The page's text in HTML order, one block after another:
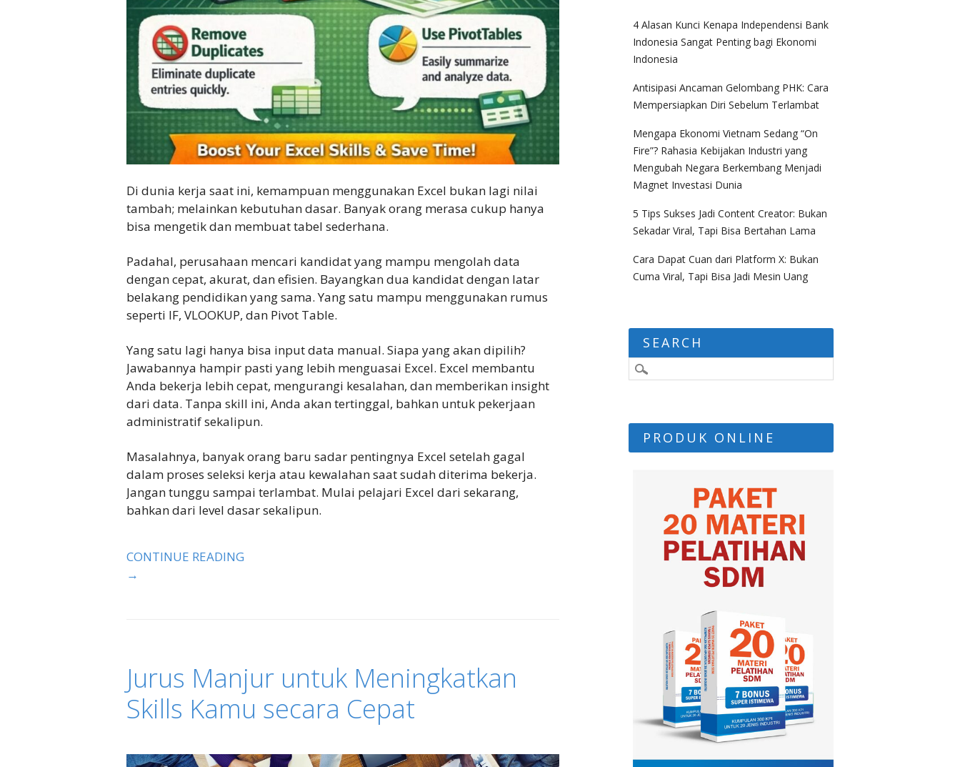
Di dunia kerja saat ini, kemampuan menggunakan Excel bukan lagi nilai
tambah; melainkan kebutuhan dasar. Banyak orang merasa cukup hanya
bisa mengetik dan membuat tabel sederhana.
Padahal, perusahaan mencari kandidat yang mampu mengolah data
dengan cepat, akurat, dan efisien. Bayangkan dua kandidat dengan latar
belakang pendidikan yang sama. Yang satu mampu menggunakan rumus
seperti IF, VLOOKUP, dan Pivot Table.
Yang satu lagi hanya bisa input data manual. Siapa yang akan dipilih?
Jawabannya hampir pasti yang lebih menguasai Excel. Excel membantu
Anda bekerja lebih cepat, mengurangi kesalahan, dan memberikan insight
dari data. Tanpa skill ini, Anda akan tertinggal, bahkan untuk pekerjaan
administratif sekalipun.
Masalahnya, banyak orang baru sadar pentingnya Excel setelah gagal
dalam proses seleksi kerja atau kewalahan saat sudah diterima bekerja.
Jangan tunggu sampai terlambat. Mulai pelajari Excel dari sekarang,
bahkan dari level dasar sekalipun.
CONTINUE READING
→
Jurus Manjur untuk Meningkatkan
Skills Kamu secara Cepat
4 Alasan Kunci Kenapa Independensi Bank
Indonesia Sangat Penting bagi Ekonomi
Indonesia
Antisipasi Ancaman Gelombang PHK: Cara
Mempersiapkan Diri Sebelum Terlambat
Mengapa Ekonomi Vietnam Sedang “On
Fire”? Rahasia Kebijakan Industri yang
Mengubah Negara Berkembang Menjadi
Magnet Investasi Dunia
5 Tips Sukses Jadi Content Creator: Bukan
Sekadar Viral, Tapi Bisa Bertahan Lama
Cara Dapat Cuan dari Platform X: Bukan
Cuma Viral, Tapi Bisa Jadi Mesin Uang
SEARCH
PRODUK ONLINE